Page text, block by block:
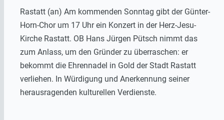
Rastatt (an) Am kommenden Sonntag gibt der Günter-
Horn-Chor um 17 Uhr ein Konzert in der Herz-Jesu-
Kirche Rastatt. OB Hans Jürgen Pütsch nimmt das
zum Anlass, um den Gründer zu überraschen: er
bekommt die Ehrennadel in Gold der Stadt Rastatt
verliehen. In Würdigung und Anerkennung seiner
herausragenden kulturellen Verdienste.